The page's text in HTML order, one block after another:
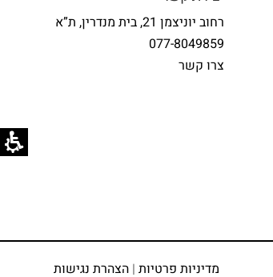
רחוב יוניצמן 21, בית מנדרין, ת”א
077-8049859
צרו קשר
מדיניות פרטיות| הצהרת נגישות